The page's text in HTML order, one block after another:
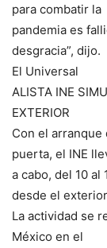
para combatir la
pandemia es
desgracia”, dijo.
El Universal
ALISTA INE
EXTERIOR
Con el
puerta, el INE
a cabo, del 10
desde el
La actividad se
México en el